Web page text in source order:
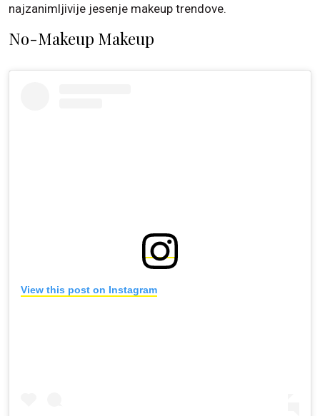
najzanimljivije jesenje makeup trendove.
No-Makeup Makeup
View this post on Instagram